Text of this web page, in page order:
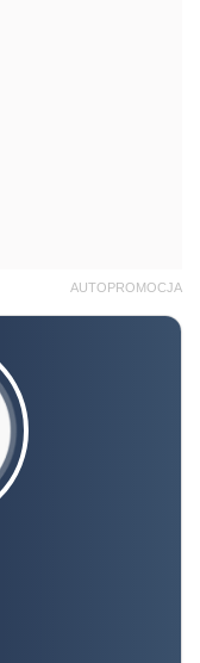
AUTOPROMOCJA